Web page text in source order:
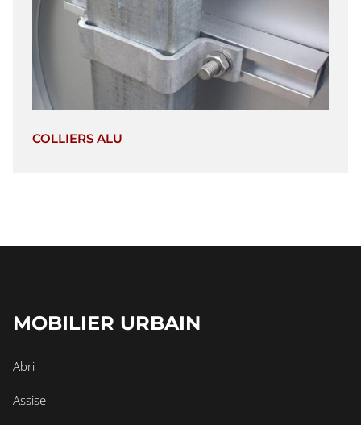
COLLIERS ALU
MOBILIER URBAIN
Abri
Assise